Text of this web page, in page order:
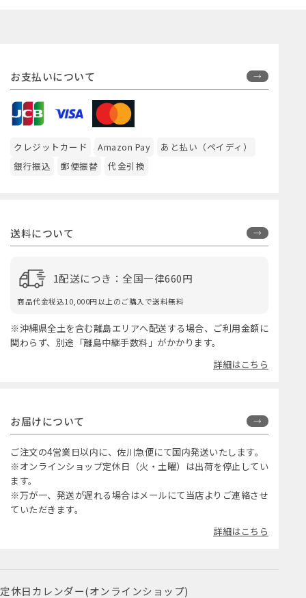
お支払いについて
クレジットカード Amazon Pay
あと払い（ペイディ）
銀行振込
郵便振替 代金引換
送料について
1配送につき：全国一律660円
商品代金税込10,000円以上のご購入で送料無料
※沖縄県全土を含む離島エリアへ配送する場合、ご利用金額に
関わらず、別途「離島中継手数料」がかかります。
詳細はこちら
お届けについて
ご注文の4営業日以内に、佐川急便にて国内発送いたします。
※オンラインショップ定休日（火・土曜）は出荷を停止してい
ます。
※万が一、発送が遅れる場合はメールにて当店よりご連絡させ
ていただきます。
詳細はこちら
定休日カレンダー(オンラインショップ)